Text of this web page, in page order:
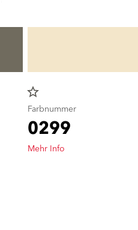
star_border
Farbnummer
0299
Mehr Info